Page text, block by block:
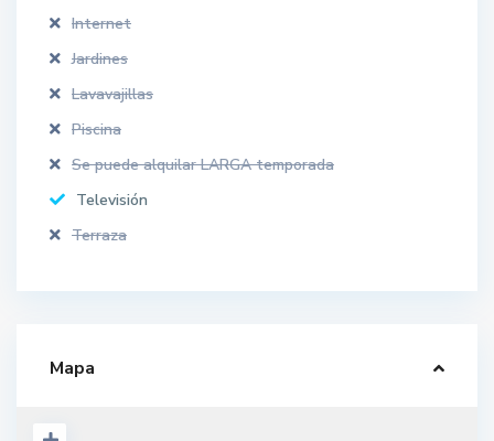
Internet
Jardines
Lavavajillas
Piscina
Se puede alquilar LARGA temporada
Televisión
Terraza
Mapa